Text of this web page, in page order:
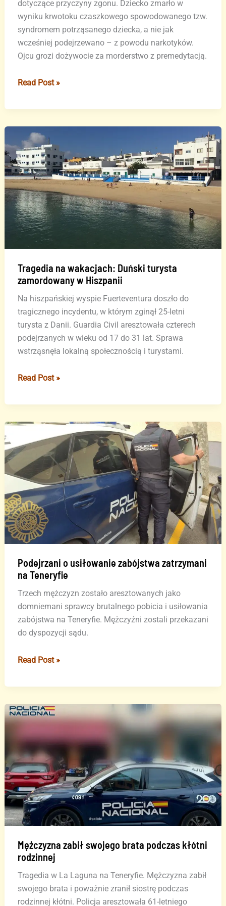
dotyczące przyczyny zgonu. Dziecko zmarło w
wyniku krwotoku czaszkowego spowodowanego tzw.
syndromem potrząsanego dziecka, a nie jak
wcześniej podejrzewano – z powodu narkotyków.
Ojcu grozi dożywocie za morderstwo z premedytacją.
Tragiczna
niemowlęcia
Fuerteventurze
–
nowe
fakty
Read Post »
Tragedia na wakacjach: Duński turysta
zamordowany w Hiszpanii
Na hiszpańskiej wyspie Fuerteventura doszło do
tragicznego incydentu, w którym zginął 25-letni
turysta z Danii. Guardia Civil aresztowała czterech
podejrzanych w wieku od 17 do 31 lat. Sprawa
wstrząsnęła lokalną społecznością i turystami.
Tragedia
wakacjach:
zamordowany
w
Hiszpanii
Read Post »
Podejrzani o usiłowanie zabójstwa zatrzymani
na Teneryfie
Trzech mężczyzn zostało aresztowanych jako
domniemani sprawcy brutalnego pobicia i usiłowania
zabójstwa na Teneryfie. Mężczyźni zostali przekazani
do dyspozycji sądu.
Podejrzani
usiłowanie
zatrzymani
Teneryfie
Read Post »
Mężczyzna zabił swojego brata podczas kłótni
rodzinnej
Tragedia w La Laguna na Teneryfie. Mężczyzna zabił
swojego brata i poważnie zranił siostrę podczas
rodzinnej kłótni. Policja aresztowała 61-letniego